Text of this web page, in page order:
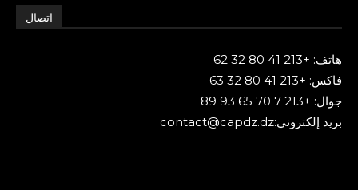
اتصال
هاتف: +213 41 80 32 62
فاكس: +213 41 80 32 63
جوال: +213 7 70 65 93 89
بريد إلكتروني:contact@capdz.dz